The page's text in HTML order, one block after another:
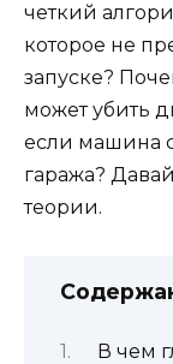
четкий
которое не
запуске?
может убить
если машина
гаража?
теории.
В чем